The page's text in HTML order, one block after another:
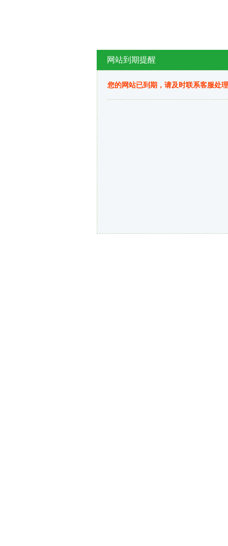
网站到期提醒
您的网站已到期，请及时联系客服处理